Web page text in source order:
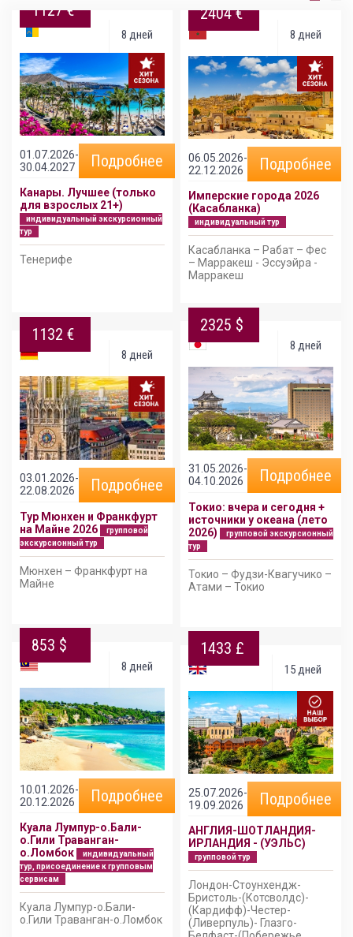
8 дней
1127 €
01.07.2026-
30.04.2027
Подробнее
Канары. Лучшее (только
для взрослых 21+)
индивидуальный экскурсионный
тур
Тенерифе
8 дней
1132 €
03.01.2026-
22.08.2026
Подробнее
Тур Мюнхен и Франкфурт
на Майне 2026
групповой
экскурсионный тур
Мюнхен – Франкфурт на
Майне
8 дней
853 $
10.01.2026-
20.12.2026
Подробнее
Куала Лумпур-о.Бали-
о.Гили Траванган-
о.Ломбок
индивидуальный
тур, присоединение к групповым
сервисам
Куала Лумпур-о.Бали-
о.Гили Траванган-о.Ломбок
8 дней
2404 €
06.05.2026-
22.12.2026
Подробнее
Имперские города 2026
(Касабланка)
индивидуальный тур
Касабланка – Рабат – Фес
– Марракеш - Эссуэйра -
Марракеш
8 дней
2325 $
31.05.2026-
04.10.2026
Подробнее
Токио: вчера и сегодня +
источники у океана (лето
2026)
групповой экскурсионный
тур
Токио – Фудзи-Квагучико –
Атами – Токио
15 дней
1433 £
25.07.2026-
19.09.2026
Подробнее
АНГЛИЯ-ШОТЛАНДИЯ-
ИРЛАНДИЯ - (УЭЛЬС)
групповой тур
Лондон-Стоунхендж-
Бристоль-(Котсволдс)-
(Кардифф)-Честер-
(Ливерпуль)- Глазго-